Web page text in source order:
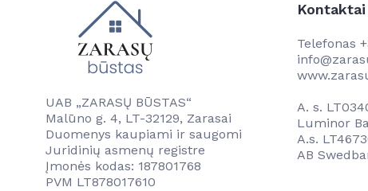
UAB „ZARASŲ BŪSTAS“
Malūno g. 4, LT-32129, Zarasai
Duomenys kaupiami ir saugomi
Juridinių asmenų registre
Įmonės kodas: 187801768
PVM LT878017610
Kontaktai
Telefonas
A. s.
Luminor
A.s.
AB